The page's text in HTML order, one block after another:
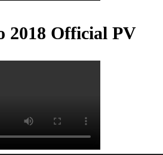
2018 Official PV